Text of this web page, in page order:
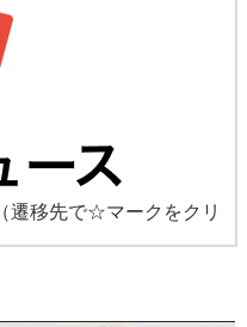
（遷移先で☆マークをクリ